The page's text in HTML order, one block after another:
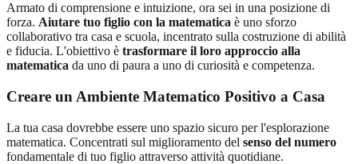
Armato di comprensione e intuizione, ora sei in una posizione di
forza. Aiutare tuo figlio con la matematica è uno sforzo
collaborativo tra casa e scuola, incentrato sulla costruzione di abilità
e fiducia. L'obiettivo è trasformare il loro approccio alla
matematica da uno di paura a uno di curiosità e competenza.
Creare un Ambiente Matematico Positivo a Casa
La tua casa dovrebbe essere uno spazio sicuro per l'esplorazione
matematica. Concentrati sul miglioramento del senso del numero
fondamentale di tuo figlio attraverso attività quotidiane.